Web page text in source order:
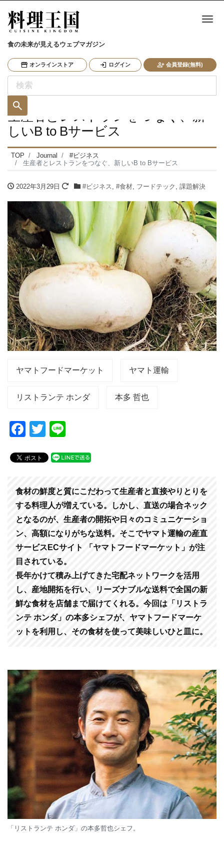
食の未来が見えるウェブマガジン
オンラインストア ログイン 会員登録(無料)
ナ
生産者とレストランをつなぐ、新
しいB to Bサービス
TOP Journal
#ビジネス
生産者とレストランをつなぐ、新しいB to Bサービス
2022年3月29日 #ビジネス, #食材, フードテック , 課題解決
ヤマトフードマーケット ヤマト運輸
リストランテ ホンダ 本多 哲也
F
c
b
o
o
k
T
tt
e
食材の鮮度と質にこだわって生産者と直接やりとりを
する料理人が増えている。しかし、直送の場合ネック
となるのが、生産者の開拓や日々のコミュニケーショ
ン、高額になりがちな送料。そこでヤマト運輸の産直
サービスECサイト 「ヤマトフードマーケット」が注
目されている。
長年かけて積み上げてきた宅配ネットワークを活用
し、産地開拓を行い、リーズナブルな送料で全国の新
鮮な食材を店舗まで届けてくれる。今回は「リストラ
ンテ ホンダ」の本多シェフが、ヤマトフードマーケ
ットを利用し、その食材を使って美味しいひと皿に。
「リストランテ ホンダ」の本多哲也シェフ。